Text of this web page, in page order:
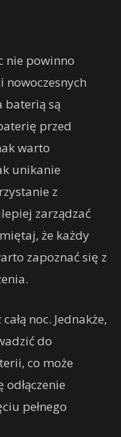
nie powinno
baterią są
przed
warto
unikanie
z
zarządzać
że każdy
zapoznać się z
noc. Jednakże,
do
co może
odłączenie
pełnego